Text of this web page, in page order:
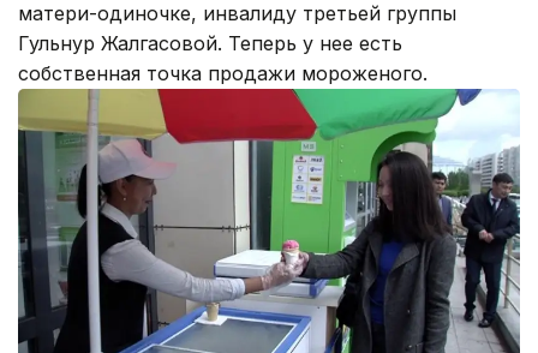
матери-одиночке, инвалиду третьей группы
Гульнур Жалгасовой. Теперь у нее есть
собственная точка продажи мороженого.